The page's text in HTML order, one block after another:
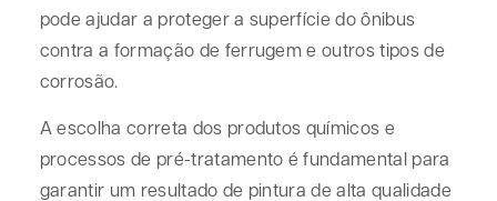
pode ajudar a proteger a superfície do ônibus
contra a formação de ferrugem e outros tipos de
corrosão.
A escolha correta dos produtos químicos e
processos de pré-tratamento é fundamental para
garantir um resultado de pintura de alta qualidade